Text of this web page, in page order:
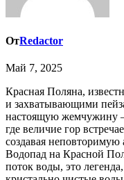
ОтRedactor
Май 7, 2025
Красная Поляна, известная своими горнолыжными трассами
и захватывающими
настоящую жемчужину
где величие гор
создавая
Водопад на Красной
поток воды, это